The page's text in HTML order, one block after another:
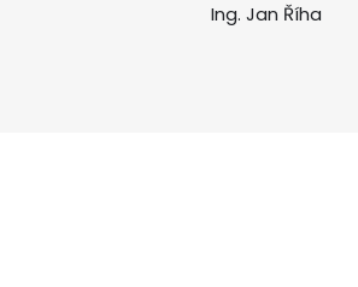
Ing. Jan Říha